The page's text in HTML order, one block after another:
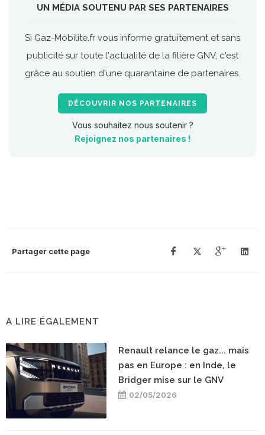
UN MÉDIA SOUTENU PAR SES PARTENAIRES
Si Gaz-Mobilite.fr vous informe gratuitement et sans
publicité sur toute l'actualité de la filière GNV, c'est
grâce au soutien d'une quarantaine de partenaires.
DÉCOUVRIR NOS PARTENAIRES
Vous souhaitez nous soutenir ?
Rejoignez nos partenaires !
Partager cette page
A LIRE ÉGALEMENT
Renault relance le gaz... mais
pas en Europe : en Inde, le
Bridger mise sur le GNV
02/05/2026